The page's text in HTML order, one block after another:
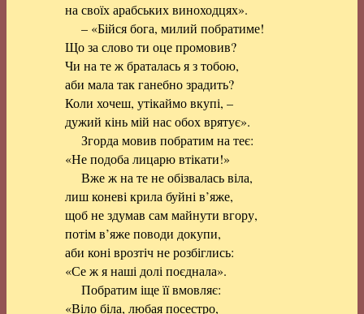
на своїх арабських виноходцях».
– «Бійся бога, милий побратиме!
Що за слово ти оце промовив?
Чи на те ж браталась я з тобою,
аби мала так ганебно зрадить?
Коли хочеш, утікаймо вкупі, –
дужий кінь мій нас обох врятує».
Згорда мовив побратим на теє:
«Не подоба лицарю втікати!»
Вже ж на те не обізвалась віла,
лиш коневі крила буйні в’яже,
щоб не здумав сам майнути вгору,
потім в’яже поводи докупи,
аби коні врозтіч не розбіглись:
«Се ж я наші долі поєднала».
Побратим іще її вмовляє:
«Віло біла, любая посестро,